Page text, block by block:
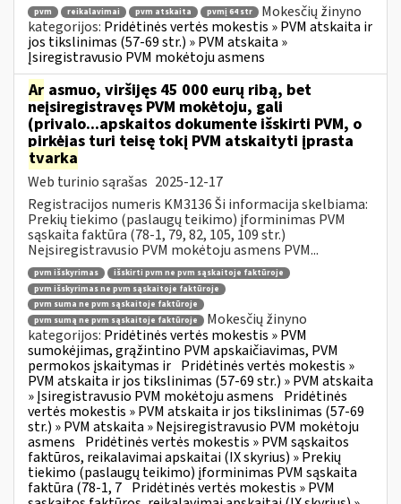
pvm reikalavimai pvm atskaita pvmį 64 str
Mokesčių žinyno
kategorijos: Pridėtinės vertės mokestis » PVM atskaita ir
jos tikslinimas (57-69 str.) » PVM atskaita »
Įsiregistravusio PVM mokėtoju asmens
Ar asmuo, viršijęs 45 000 eurų ribą, bet
neįsiregistravęs PVM mokėtoju, gali
(privalo...apskaitos dokumente išskirti PVM, o
pirkėjas turi teisę tokį PVM atskaityti įprasta
tvarka
Web turinio sąrašas 2025-12-17
Registracijos numeris KM3136 Ši informacija skelbiama:
Prekių tiekimo (paslaugų teikimo) įforminimas PVM
sąskaita faktūra (78-1, 79, 82, 105, 109 str.)
Neįsiregistravusio PVM mokėtoju asmens PVM...
pvm išskyrimas
išskirti pvm ne pvm sąskaitoje faktūroje
pvm išskyrimas ne pvm sąskaitoje faktūroje
pvm suma ne pvm sąskaitoje faktūroje
pvm sumą ne pvm sąskaitoje faktūroje
Mokesčių žinyno
kategorijos: Pridėtinės vertės mokestis » PVM
sumokėjimas, grąžintino PVM apskaičiavimas, PVM
permokos įskaitymas ir Pridėtinės vertės mokestis »
PVM atskaita ir jos tikslinimas (57-69 str.) » PVM atskaita
» Įsiregistravusio PVM mokėtoju asmens Pridėtinės
vertės mokestis » PVM atskaita ir jos tikslinimas (57-69
str.) » PVM atskaita » Neįsiregistravusio PVM mokėtoju
asmens Pridėtinės vertės mokestis » PVM sąskaitos
faktūros, reikalavimai apskaitai (IX skyrius) » Prekių
tiekimo (paslaugų teikimo) įforminimas PVM sąskaita
faktūra (78-1, 7 Pridėtinės vertės mokestis » PVM